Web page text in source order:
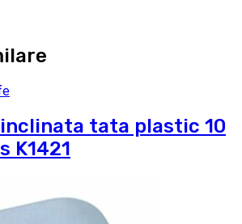
inclinata tata plastic 10
K1421